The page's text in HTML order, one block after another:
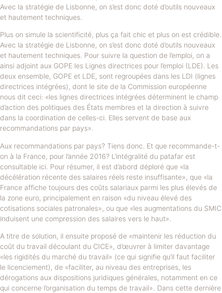
Avec la stratégie de Lisbonne, on s’est donc doté d’outils nouveaux
et hautement techniques.
Plus on simule la scientificité, plus ça fait chic et plus on est crédible.
Avec la stratégie de Lisbonne, on s’est donc doté d’outils nouveaux
et hautement techniques. Pour suivre la question de l’emploi, on a
ainsi adjoint aux GOPE les Lignes directrices pour l’emploi (LDE). Les
deux ensemble, GOPE et LDE, sont regroupées dans les LDI (lignes
directrices intégrées), dont le site de la Commission européenne
nous dit ceci: «les lignes directrices intégrées déterminent le champ
d’action des politiques des États membres et la direction à suivre
dans la coordination de celles-ci. Elles servent de base aux
recommandations par pays».
Aux recommandations par pays? Tiens donc. Et que recommande-t-
on à la France, pour l’année 2016? L’intégralité du patafar est
consultable ici. Pour résumer, il est d’abord déploré que «la
décélération récente des salaires réels reste insuffisante», que «la
France affiche toujours des coûts salariaux parmi les plus élevés de
la zone euro, principalement en raison «du niveau élevé des
cotisations sociales patronales», ou que «les augmentations du SMIC
induisent une compression des salaires vers le haut».
A titre de solution, il ensuite proposé de «maintenir les réduction du
coût du travail découlant du CICE», d’œuvrer à limiter davantage
«les rigidités du marché du travail» (ce qui signifie qu’il faut faciliter
le licenciement), de «faciliter, au niveau des entreprises, les
dérogations aux dispositions juridiques générales, notamment en ce
qui concerne l’organisation du temps de travail». Dans cette dernière